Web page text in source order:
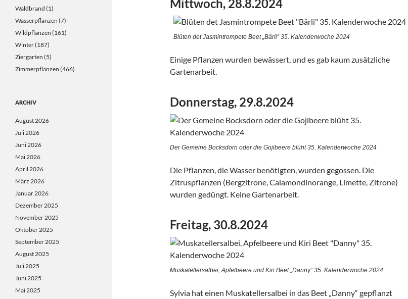
Mittwoch, 28.8.2024
Blüten det Jasmintrompete Beet „Bärli“ 35. Kalenderwoche 2024
Einige Pflanzen wurden bewässert, und es gab kaum zusätzliche
Gartenarbeit.
Donnerstag, 29.8.2024
Der Gemeine Bocksdorn oder die Gojibeere blüht 35. Kalenderwoche 2024
Die Pflanzen, die Wasser benötigten, wurden gegossen. Die
Zitruspflanzen (Bergzitrone, Calamondinorange, Limette, Zitrone)
wurden gedüngt. Keine Gartenarbeit.
Freitag, 30.8.2024
Muskatellersalbei, Apfelbeere und Kiri Beet „Danny“ 35. Kalenderwoche 2024
Sylvia hat einen Muskatellersalbei in das Beet „Danny“ gepflanzt
Waldbrand (1)
Wasserpflanzen (7)
Wildpflanzen (161)
Winter(187)
Ziergarten (5)
Zimmerpflanzen (466)
ARCHIV
August 2026
Juli 2026
Juni 2026
Mai 2026
April 2026
März 2026
Januar 2026
Dezember 2025
November 2025
Oktober 2025
September 2025
August 2025
Juli 2025
Juni 2025
Mai 2025